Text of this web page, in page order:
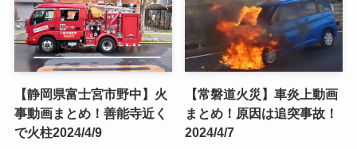
【静岡県富士宮市野中】火
事動画まとめ！善能寺近く
で火柱2024/4/9
【常磐道火災】車炎上動画
まとめ！原因は追突事故！
2024/4/7